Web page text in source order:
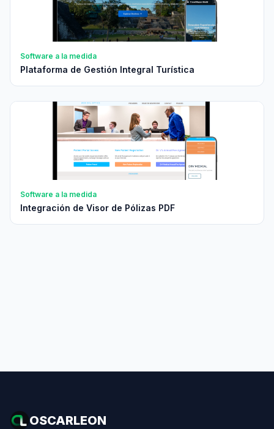
Software a la medida
Plataforma de Gestión Integral Turística
Software a la medida
Integración de Visor de Pólizas PDF
OSCARLEON